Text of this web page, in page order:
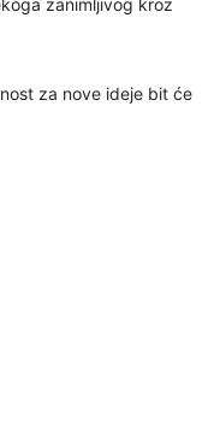
zanimljivog kroz
za nove ideje bit će